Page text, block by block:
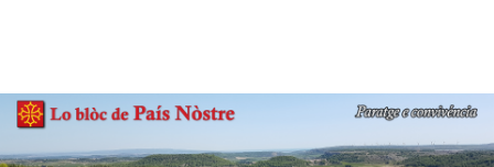
Paratge e Convivència